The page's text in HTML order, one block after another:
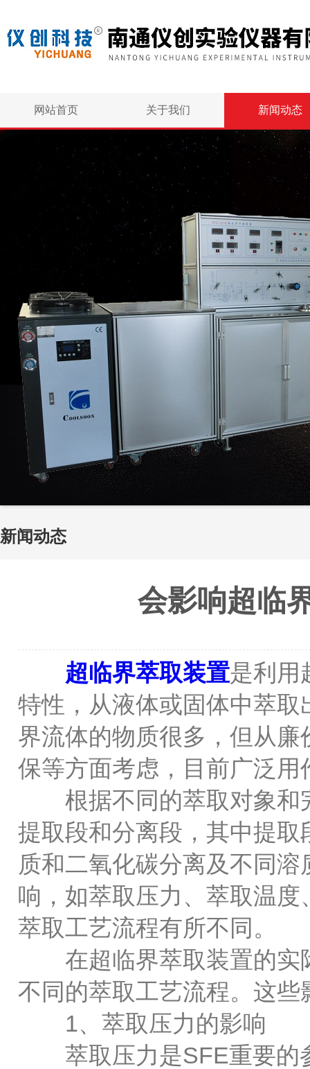
网站首页 关于我们 新闻动态
新闻动态
会影响超临
超临界萃取装置是利用
特性，从液体或固体中萃
界流体的物质很多，但从
保等方面考虑，目前广泛
根据不同的萃取对象和
提取段和分离段，其中提
质和二氧化碳分离及不同
响，如萃取压力、萃取温
萃取工艺流程有所不同。
在超临界萃取装置的实
不同的萃取工艺流程。这些
1、萃取压力的影响
萃取压力是SFE重要的